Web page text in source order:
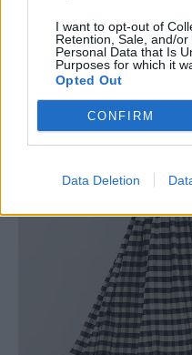
I want to opt-out of
Retention, Sale, and/
Personal Data that Is
Purposes for which it
Opted Out
CONFIRM
Data Deletion